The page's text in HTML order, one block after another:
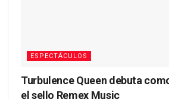
ESPECTÁCULOS
Turbulence Queen debuta
el sello Remex Music